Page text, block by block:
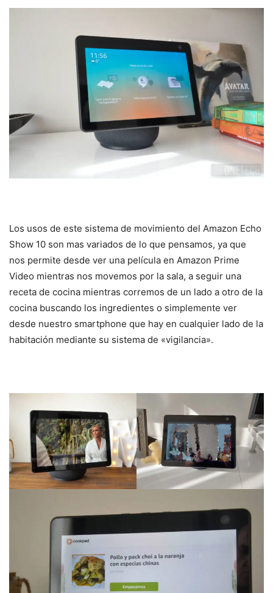
Los usos de este sistema de movimiento del Amazon Echo
Show 10 son mas variados de lo que pensamos, ya que
nos permite desde ver una película en Amazon Prime
Video mientras nos movemos por la sala, a seguir una
receta de cocina mientras corremos de un lado a otro de la
cocina buscando los ingredientes o simplemente ver
desde nuestro smartphone que hay en cualquier lado de la
habitación mediante su sistema de «vigilancia».